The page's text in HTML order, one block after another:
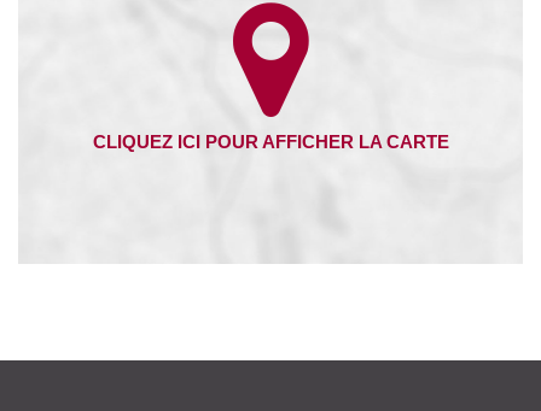
NOTRE AGENCE
Qui Sommes-Nous
Nous Rejoindre
Nos Actualités